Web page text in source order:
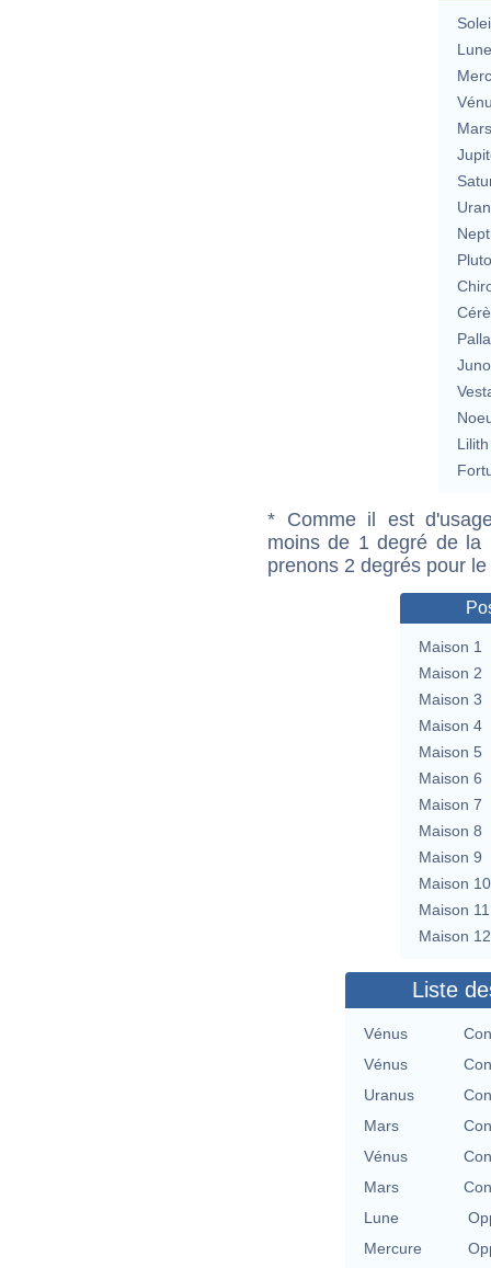
Lune
Mars
Lilith
* Comme il est
moins de 1 degré de la
prenons 2 degrés pour
Maison 1
Maison 2
Maison 3
Maison 4
Maison 5
Maison 6
Maison 7
Maison 8
Maison 9
Maison 10
Maison 11
Maison 12
Liste
Vénus
Vénus
Uranus
Mars
Vénus
Mars
Lune
Mercure